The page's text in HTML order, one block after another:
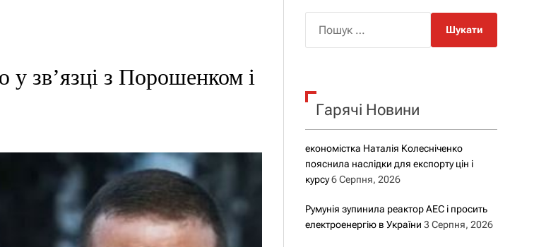
р
о
у
зв’язці з Порошенком і
к
Гарячі Новини
економістка Наталія Колесніченко
пояснила наслідки для експорту цін і
курсу 6 Серпня, 2026
Румунія зупинила реактор АЕС і просить
електроенергію в України 3 Серпня, 2026